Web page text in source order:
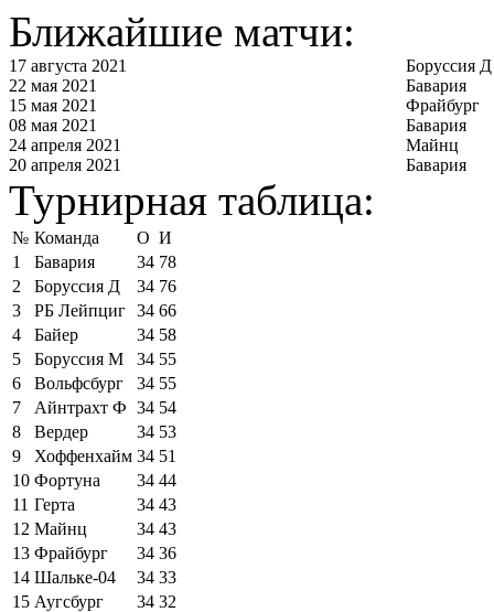
Ближайшие матчи:
17 августа 2021
Боруссия Д
22 мая 2021
Бавария
15 мая 2021
Фрайбург
08 мая 2021
Бавария
24 апреля 2021
Майнц
20 апреля 2021
Бавария
Турнирная таблица:
№ Команда О И
1
Бавария 34 78
2
Боруссия Д 34 76
3
РБ Лейпциг 34 66
4
Байер 34 58
5
Боруссия М 34 55
6
Вольфсбург 34 55
7
Айнтрахт Ф 34 54
8
Вердер 34 53
9
Хоффенхайм 34 51
10 Фортуна 34 44
11 Герта 34 43
12 Майнц 34 43
13 Фрайбург 34 36
14 Шальке-04 34 33
15 Аугсбург 34 32